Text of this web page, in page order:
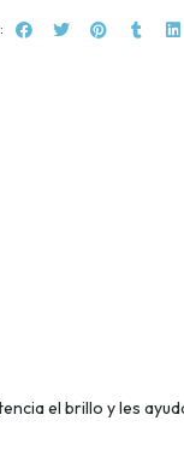
el brillo y les